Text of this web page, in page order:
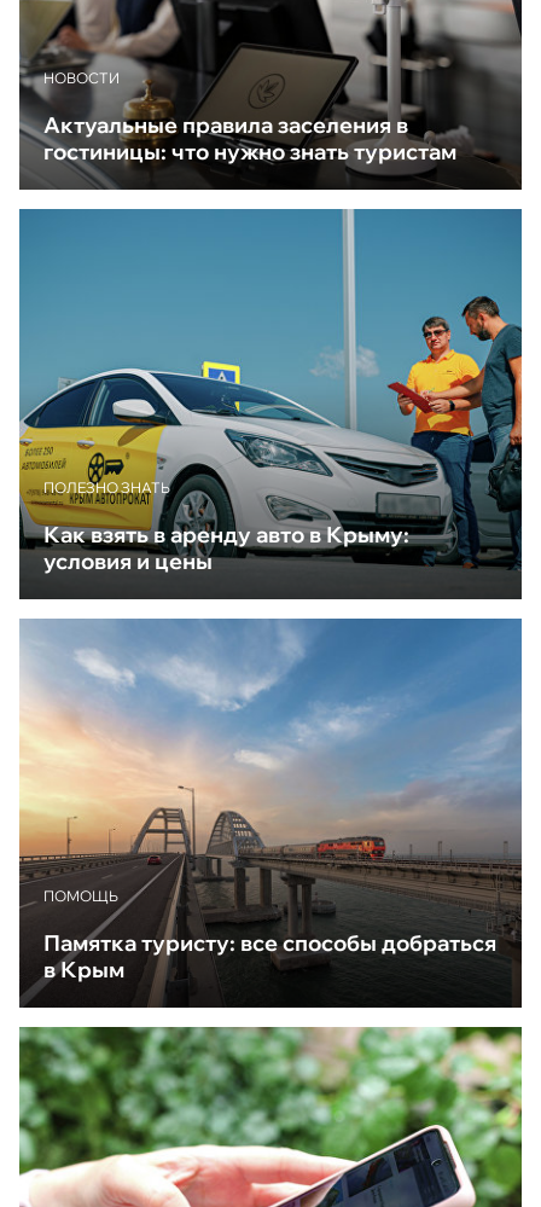
НОВОСТИ
Актуальные правила заселения в
гостиницы: что нужно знать туристам
ПОЛЕЗНО ЗНАТЬ
Как взять в аренду авто в Крыму:
условия и цены
ПОМОЩЬ
Памятка туристу: все способы добраться
в Крым